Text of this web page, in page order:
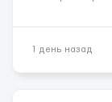
1 день назад